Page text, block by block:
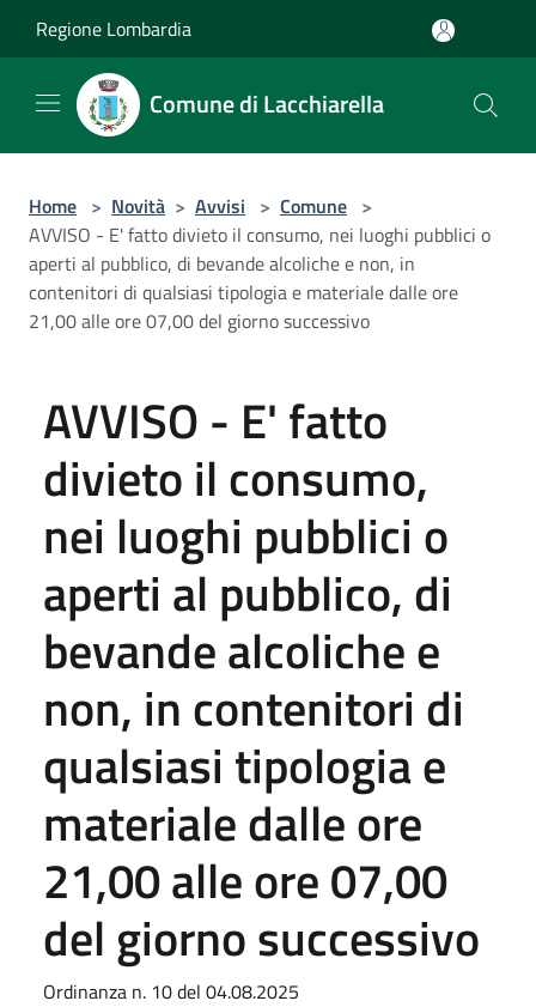
Regione Lombardia
Comune di Lacchiarella
Home > Novità > Avvisi > Comune >
AVVISO - E' fatto divieto il consumo, nei luoghi pubblici o
aperti al pubblico, di bevande alcoliche e non, in
contenitori di qualsiasi tipologia e materiale dalle ore
21,00 alle ore 07,00 del giorno successivo
AVVISO - E' fatto
divieto il consumo,
nei luoghi pubblici o
aperti al pubblico, di
bevande alcoliche e
non, in contenitori di
qualsiasi tipologia e
materiale dalle ore
21,00 alle ore 07,00
del giorno successivo
Ordinanza n. 10 del 04.08.2025